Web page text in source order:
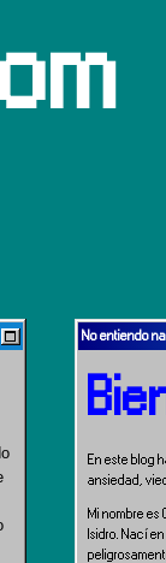
No entiendo
En este blog
ansiedad,
Mi nombre es
Isidro. Nací